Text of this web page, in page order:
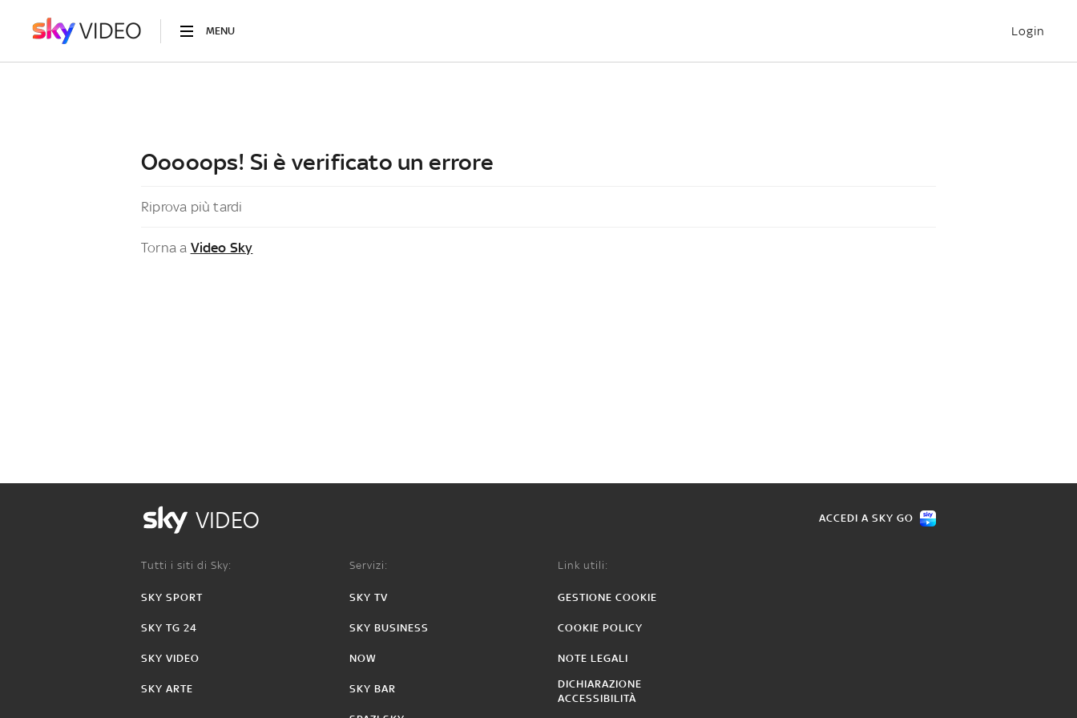
MENU Login
Ooooops! Si è verificato un errore
Riprova più tardi
Torna a Video Sky
VIDEO ACCEDI A SKY GO
Tutti i siti di Sky:
SKY SPORT
SKY TG 24
SKY VIDEO
SKY ARTE
Servizi:
SKY TV
SKY BUSINESS
NOW
SKY BAR
Link utili:
GESTIONE COOKIE
COOKIE POLICY
NOTE LEGALI
DICHIARAZIONE
ACCESSIBILITÀ